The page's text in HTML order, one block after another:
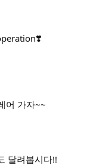
어 가자~~
달려봅시다!!